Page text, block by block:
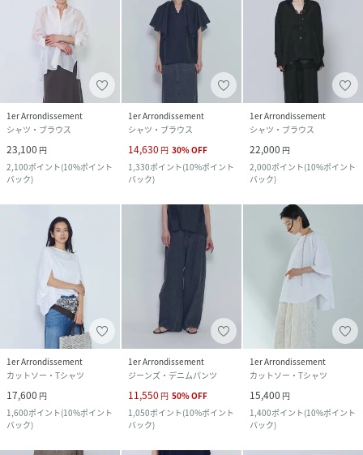
1er Arrondissement
シャツ・ブラウス
23,100 円
2,100ポイント(10%ポイント
バック)
1er Arrondissement
シャツ・ブラウス
14,630 円 30%OFF
1,330ポイント(10%ポイント
バック)
1er Arrondissement
シャツ・ブラウス
22,000 円
2,000ポイント(10%ポイント
バック)
1er Arrondissement
カットソー・Tシャツ
17,600 円
1,600ポイント(10%ポイント
バック)
1er Arrondissement
ジーンズ・デニムパンツ
11,550 円 50%OFF
1,050ポイント(10%ポイント
バック)
1er Arrondissement
カットソー・Tシャツ
15,400 円
1,400ポイント(10%ポイント
バック)